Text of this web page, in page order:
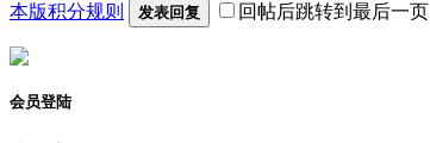
本版积分规则 发表回复 回帖后跳转到最后一页
会员登陆